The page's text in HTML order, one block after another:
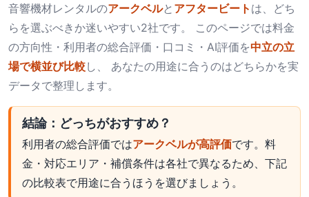
音響機材レンタルのアークベルと アフタービート は、どち
らを選ぶべきか迷いやすい2社です。 このページでは料金
の方向性・利用者の総合評価・口コミ・AI評価を中立の立
場で横並び比較し、 あなたの用途に合うのはどちらかを実
データで整理します。
結論：どっちがおすすめ？
利用者の総合評価ではアークベルが高評価です。料
金・対応エリア・補償条件は各社で異なるため、下記
の比較表で用途に合うほうを選びましょう。